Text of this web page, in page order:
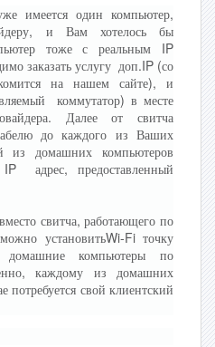
имеется один компьютер,
и Вам хотелось бы
тоже с реальным IP
заказать услугу доп.IP (со
на нашем сайте), и
коммутатор) в месте
Далее от свитча
до каждого из Ваших
из домашних компьютеров
IP адрес, предоставленный
свитча, работающего по
установитьWi-Fi точку
домашние компьютеры по
каждому из домашних
потребуется свой клиентский